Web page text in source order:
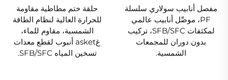
مفصل أنابيب سولاري سلسلة
PF، موصِّل أنابيب عالمي
لمكثفات SFB/SFC، تركيب
بدون دوران للمجمعات
الشمسية.
حلقة ختم مطاطية مقاومة
للحرارة العالية لنظام الطاقة
الشمسية، مقاوم للماء،
غasket أنبوب لقطع معدات
تسخين المياه SFB/SFC.